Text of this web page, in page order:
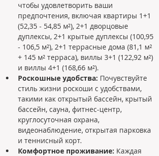
чтобы удовлетворить ваши
предпочтения, включая квартиры 1+1
(52,35 - 54,85 м²), 2+1 дворцовые
дуплексы, 2+1 крытые дуплексы (100,95
- 106,5 м²), 2+1 террасные дома (81,1 м²
+ 145 м² терраса), виллы 3+1 (122,92 м²)
и виллы 4+1 (168,66 м²).
Роскошные удобства: Почувствуйте
стиль жизни роскоши с удобствами,
такими как открытый бассейн, крытый
бассейн, сауна, фитнес-центр,
круглосуточная охрана,
видеонаблюдение, открытая парковка
и теннисный корт.
Комфортное проживание: Каждая